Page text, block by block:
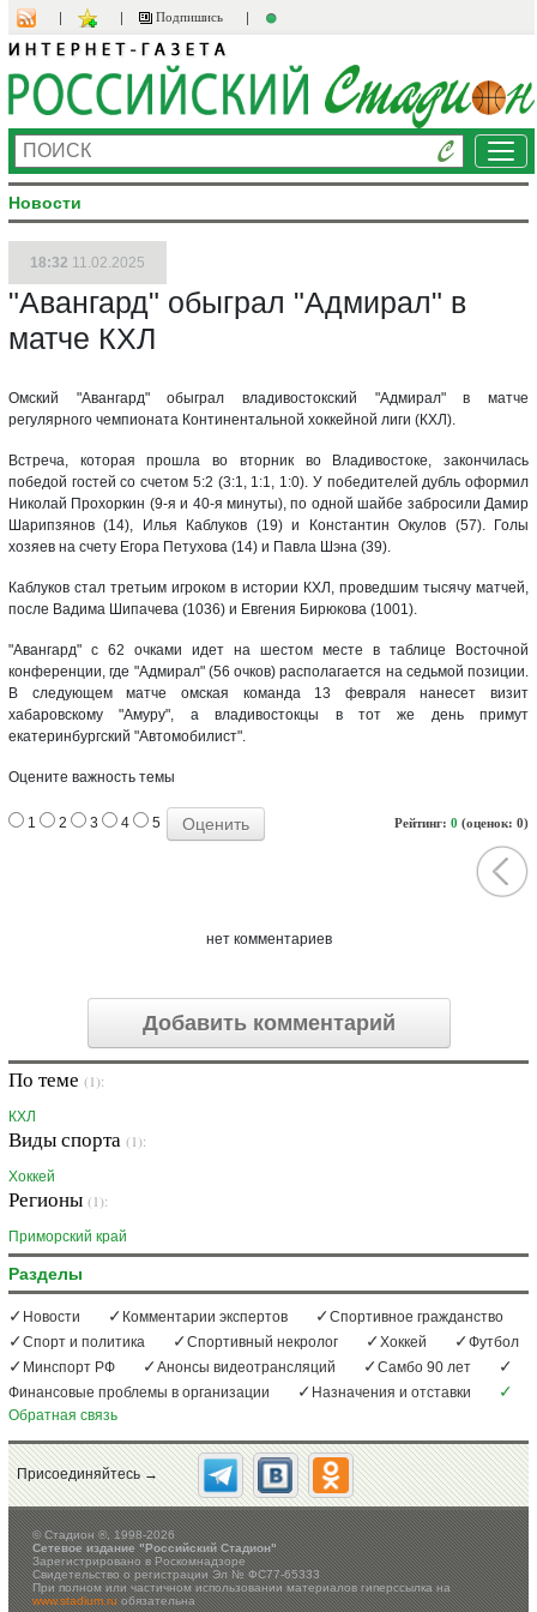
Подпишись
Новости
18:32 11.02.2025
"Авангард" обыграл "Адмирал" в
матче КХЛ
Омский "Авангард" обыграл владивостокский "Адмирал" в матче
регулярного чемпионата Континентальной хоккейной лиги (КХЛ).
Встреча, которая прошла во вторник во Владивостоке, закончилась
победой гостей со счетом 5:2 (3:1, 1:1, 1:0). У победителей дубль оформил
Николай Прохоркин (9-я и 40-я минуты), по одной шайбе забросили Дамир
Шарипзянов (14), Илья Каблуков (19) и Константин Окулов (57). Голы
хозяев на счету Егора Петухова (14) и Павла Шэна (39).
Каблуков стал третьим игроком в истории КХЛ, проведшим тысячу матчей,
после Вадима Шипачева (1036) и Евгения Бирюкова (1001).
"Авангард" с 62 очками идет на шестом месте в таблице Восточной
конференции, где "Адмирал" (56 очков) располагается на седьмой позиции.
В следующем матче омская команда 13 февраля нанесет визит
хабаровскому "Амуру", а владивостокцы в тот же день примут
екатеринбургский "Автомобилист".
Оцените важность темы
Рейтинг: 0 (оценок: 0)
1 2 3 4 5
нет комментариев
Добавить комментарий
По теме (1):
КХЛ
Виды спорта (1):
Хоккей
Регионы (1):
Приморский край
Разделы
Новости Комментарии экспертов
Спортивное гражданство
Спорт и политика
Спортивный некролог Хоккей
Футбол
Минспорт РФ
Анонсы видеотрансляций
Самбо 90 лет
Финансовые проблемы в организации
Назначения и отставки
Обратная связь
Присоединяйтесь →
©Стадион ®, 1998-2026
Сетевое издание "Российский Стадион"
Зарегистрировано в Роскомнадзоре
Свидетельство о регистрации Эл № ФС77-65333
При полном или частичном использовании материалов гиперссылка на
www.stadium.ruобязательна